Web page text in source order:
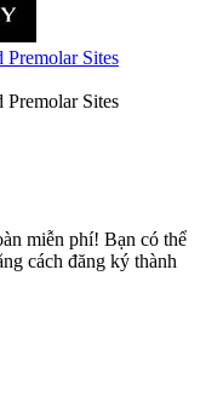
Premolar Sites
Premolar Sites
miễn phí! Bạn có thể
cách đăng ký thành